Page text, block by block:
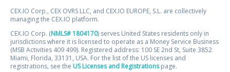
CEX.IO Corp., CEX OVRS LLC, and CEX.IO EUROPE, S.L. are collectively
managing the CEX.IO platform.
CEX.IO Corp. (NMLS# 1804170) serves United States residents only in
jurisdictions where it is licensed to operate as a Money Service Business
(MSB Activities 409 499). Registered address: 100 SE 2nd St, Suite 3852
Miami, Florida, 33131, USA. For the list of the US licenses and
registrations, see the US Licenses and Registrationspage.